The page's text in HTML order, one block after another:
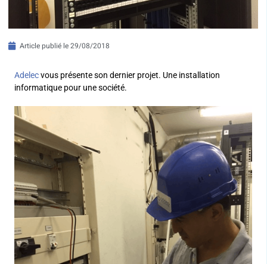
Article publié le29/08/2018
Adelecvous présente son dernier projet. Une installation
informatique pour une société.